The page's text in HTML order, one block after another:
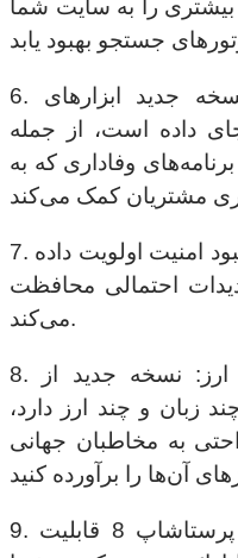
بیشتری را به سایت شما
6. ابزارهای بازاریابی یکپارچه: نسخه جدید ابزارهای
داده است، از جمله
وفاداری که به
7. بهبود امنیت: پرستاشاپ 8 به بهبود امنیت اولویت داده
احتمالی محافظت
می‌کند.
8. پشتیبانی از چند زبان و چند ارز: نسخه جدید از
زبان و چند ارز دارد،
به مخاطبان جهانی
9. آنالیز و گزارش‌دهی پیشرفته: پرستاشاپ 8 قابلیت